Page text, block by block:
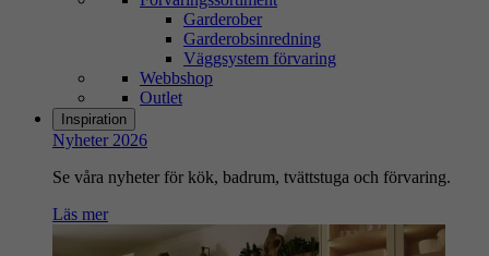
Garderober
Garderobsinredning
Väggsystem förvaring
Webbshop
Outlet
Inspiration
Nyheter 2026
Se våra nyheter för kök, badrum, tvättstuga och förvaring.
Läs mer